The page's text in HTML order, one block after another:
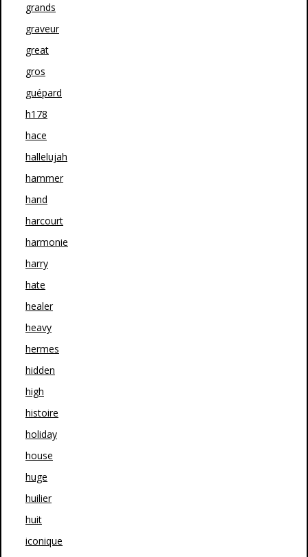
grands
graveur
great
gros
guépard
h178
hace
hallelujah
hammer
hand
harcourt
harmonie
harry
hate
healer
heavy
hermes
hidden
high
histoire
holiday
house
huge
huilier
huit
iconique